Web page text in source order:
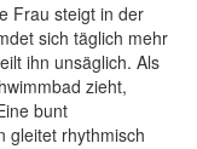
Frau steigt in der
sich täglich mehr
ihn unsäglich. Als
zieht,
bunt
gleitet rhythmisch